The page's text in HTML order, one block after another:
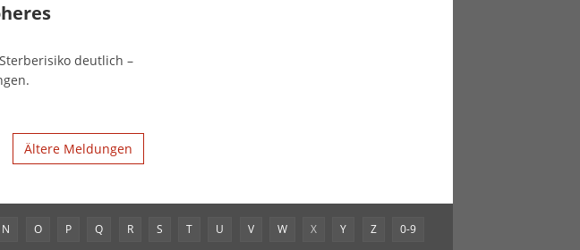
deutlich –
Ältere Meldungen
N O P Q R S T U V W X Y Z 0-9